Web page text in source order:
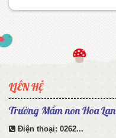
LIÊN HỆ
Trường Mầm non Hoa Lan
Điện thoại: 0262...